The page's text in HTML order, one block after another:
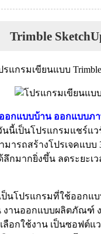
Trimble
ออกแบบบ้าน ออกแบบภ
นี้เป็นโปรแกรมแชร์แ
ารถสร้างโปรเจคแบบ
กมากยิ่งขึ้น ลดระยะเ
ป็นโปรแกรมที่ใช้ออกแ
งานออกแบบผลิตภัณฑ์
ลือกใช้งาน เป็นซอฟต์